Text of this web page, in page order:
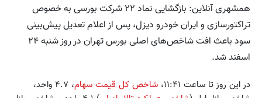
همشهری آنلاین: بازگشایی نماد ۲۲ شرکت بورسی به خصوص
تراکتورسازی و ایران خودرو دیزل، پس از اعلام تعدیل پیش‌بینی
سود باعث افت شاخص‌های اصلی بورس تهران در روز شنبه ۲۴
اسفند شد.
در این روز تا ساعت ۱۱:۴۱، شاخص کل قیمت سهام
، ۴.۷ واحد،